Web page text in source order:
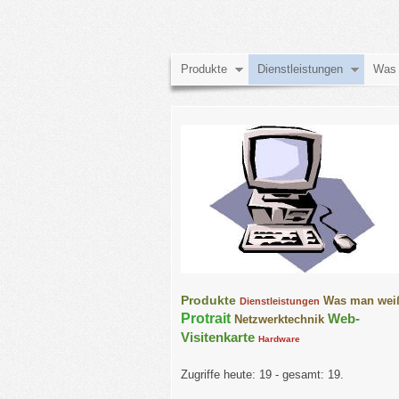
Produkte Dienstleistungen Was
Produkte Dienstleistungen Was man
Protrait Netzwerktechnik Web-
Visitenkarte Hardware
Zugriffe heute: 19 - gesamt: 19.